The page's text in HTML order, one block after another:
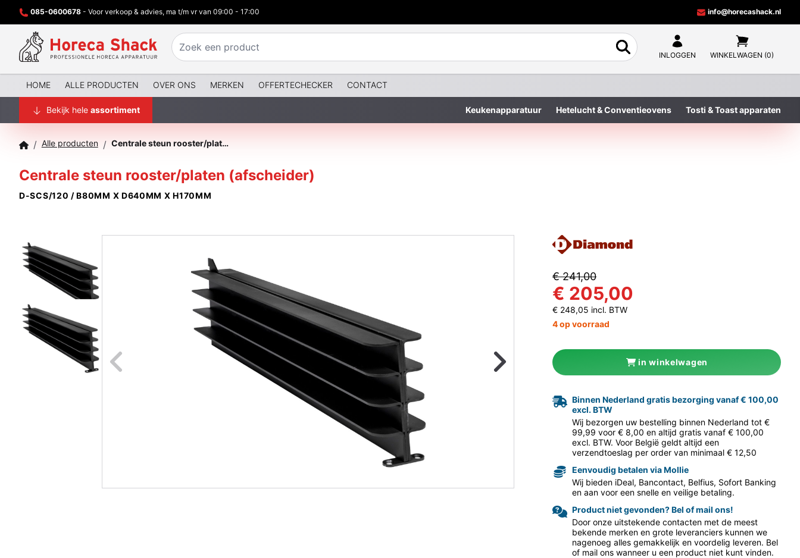
085-0600678 - Voor verkoop & advies, ma t/m vr van 09:00 - 17:00 info@horecashack.nl
INLOGGEN WINKELWAGEN (0)
HOME ALLE PRODUCTEN OVER ONS MERKEN OFFERTECHECKER CONTACT
Bekijk hele assortiment Keukenapparatuur Hetelucht & Conventieovens Tosti & Toast apparaten
/ Alle producten / Centrale steun rooster/platen (afscheider)
Centrale steun rooster/platen (afscheider)
D-SCS/120 / B80MM X D640MM X H170MM
Naar vorige foto Naar volgende
€ 241,00
€ 205,00
€ 248,05 incl. BTW
4 op voorraad
in winkelwagen
Binnen Nederland gratis bezorging vanaf € 100,00
excl. BTW
Wij bezorgen uw bestelling binnen Nederland tot €
99,99 voor € 8,00 en altijd gratis vanaf € 100,00
excl. BTW. Voor België geldt altijd een
verzendtoeslag per order van minimaal € 12,50
Eenvoudig betalen via Mollie
Wij bieden iDeal, Bancontact, Belfius, Sofort Banking
en aan voor een snelle en veilige betaling.
Product niet gevonden? Bel of mail ons!
Door onze uitstekende contacten met de meest
bekende merken en grote leveranciers kunnen we
nagenoeg alles gemakkelijk en voordelig leveren. Bel
of mail ons wanneer u een product niet kunt vinden.